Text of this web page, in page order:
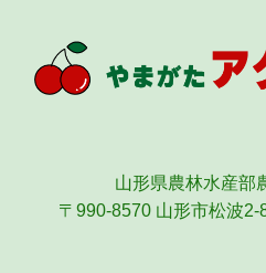
山形県農林水産部
〒990-8570 山形市松波2-